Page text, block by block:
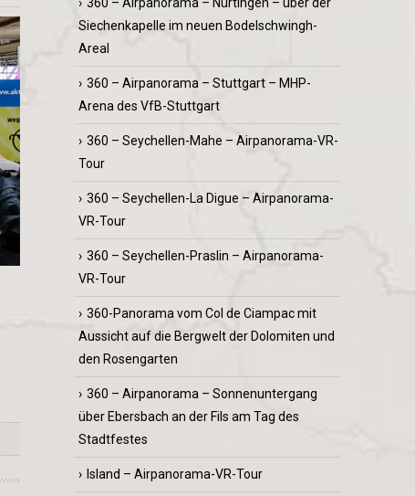
Siechenkapelle im neuen Bodelschwingh-
Areal
360 – Airpanorama – Stuttgart – MHP-
Arena des VfB-Stuttgart
360 – Seychellen-Mahe – Airpanorama-VR-
Tour
360 – Seychellen-La Digue – Airpanorama-
VR-Tour
360 – Seychellen-Praslin – Airpanorama-
VR-Tour
360-Panorama vom Col de Ciampac mit
Aussicht auf die Bergwelt der Dolomiten und
den Rosengarten
360 – Airpanorama – Sonnenuntergang
über Ebersbach an der Fils am Tag des
Stadtfestes
Island – Airpanorama-VR-Tour